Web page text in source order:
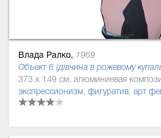
Влада Ралко, 1969
Объект 6 (дівчина в рожевому
экспрессионизм, фигуратив, арт